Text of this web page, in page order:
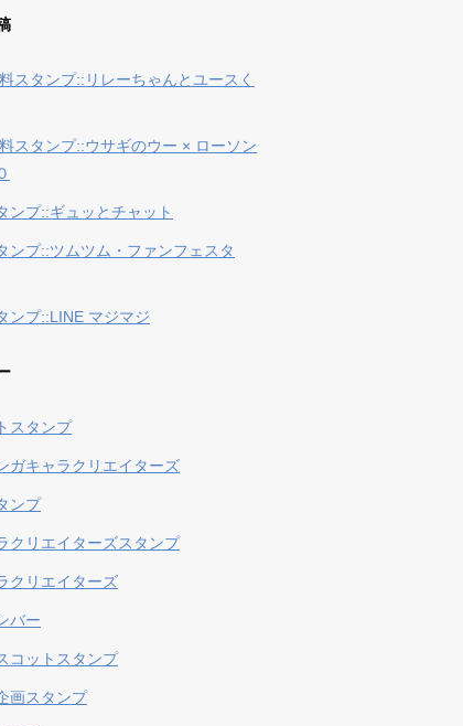
スタンプ::リレーちゃんとユースく
スタンプ::ウサギのウー × ローソン
ンプ::ギュッとチャット
ンプ::ツムツム・ファンフェスタ
ンプ::LINE マジマジ
スタンプ
ガキャラクリエイターズ
ンプ
クリエイターズスタンプ
クリエイターズ
バー
コットスタンプ
画スタンプ